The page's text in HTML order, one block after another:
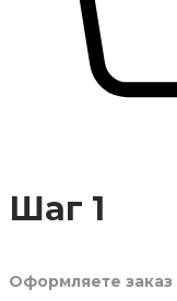
Шаг 1
Оформляете заказ